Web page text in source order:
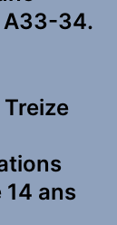
A33-34.
ans